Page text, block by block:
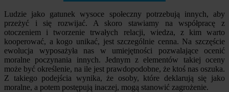
Ludzie jako gatunek wysoce społeczny potrzebują innych, aby
przeżyć i się rozwijać. A skoro stawiamy na współpracę z
otoczeniem i tworzenie trwałych relacji, wiedza, z kim warto
kooperować, a kogo unikać, jest szczególnie cenna. Na szczęście
ewolucja wyposażyła nas w umiejętności pozwalające ocenić
moralne poczynania innych. Jednym z elementów takiej oceny
może być określenie, na ile jest prawdopodobne, że ktoś nas oszuka.
Z takiego podejścia wynika, że osoby, które deklarują się jako
moralne, a potem postępują inaczej, mogą stanowić zagrożenie.